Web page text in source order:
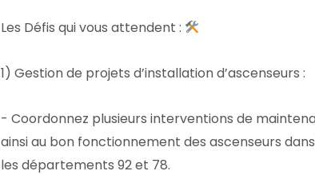
Les Défis qui vous attendent :
1) Gestion de projets d’installation d’ascenseurs :
- Coordonnez plusieurs interventions de
ainsi au bon fonctionnement des ascenseurs
les départements 92 et 78.